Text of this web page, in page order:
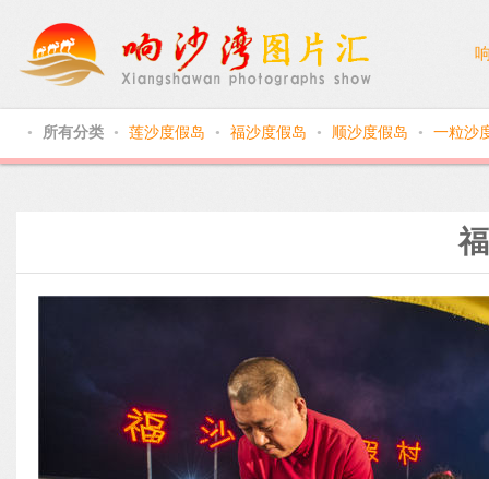
● 所有分类 ● 莲沙度假岛 ● 福沙度假岛 ● 顺沙度假岛 ● 一粒沙